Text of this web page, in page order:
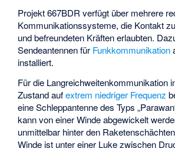
Projekt 667BDR verfügt über mehrere
Kommunikationssysteme, die Kontakt
und befreundeten Kräften erlaubten.
Sendeantennen für Funkkommunikation
installiert.
Für die Langreichweitenkommunikation
Zustand aufextrem niedriger Frequenz
eine Schleppantenne des Typs
kann von einer Winde abgewickelt
unmittelbar hinter den
Winde ist unter einer Luke zwischen